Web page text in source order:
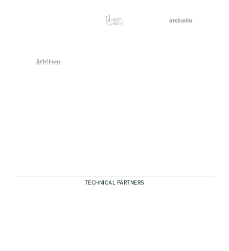
TECHNICAL PARTNERS